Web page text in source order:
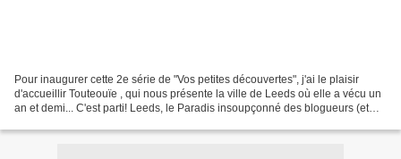
Pour inaugurer cette 2e série de "Vos petites découvertes", j'ai le plaisir
d'accueillir Touteouïe , qui nous présente la ville de Leeds où elle a vécu un
an et demi... C'est parti! Leeds, le Paradis insoupçonné des blogueurs (et